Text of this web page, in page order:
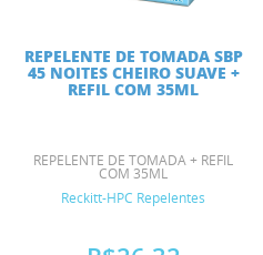
REPELENTE DE TOMADA SBP
45 NOITES CHEIRO SUAVE +
REFIL COM 35ML
REPELENTE DE TOMADA + REFIL
COM 35ML
Reckitt-HPC Repelentes